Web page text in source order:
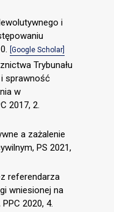
i
[Google Scholar]
Trybunału
sprawność
w
2017, 2.
a zażalenie
PS 2021,
referendarza
wniesionej na
2020, 4.